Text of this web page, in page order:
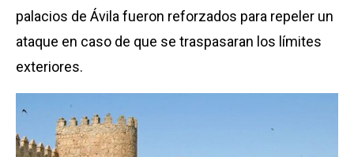
palacios de Ávila fueron reforzados para repeler un
ataque en caso de que se traspasaran los límites
exteriores.